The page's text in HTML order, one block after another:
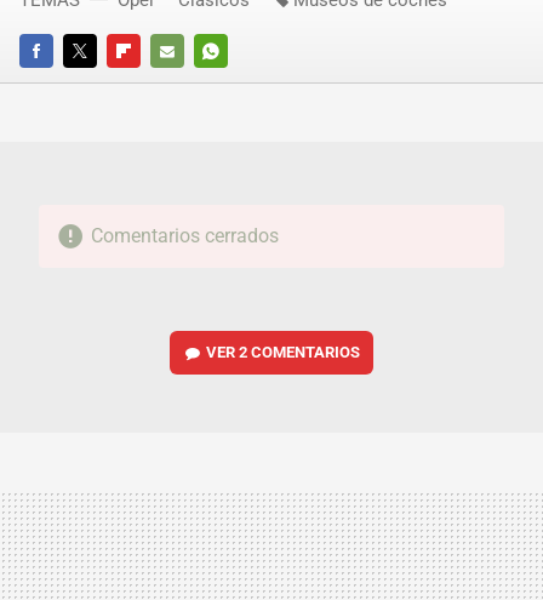
FACEBOOKTWITTERFLIPBOARD
E-
WHATSAPP
Comentarios cerrados
VER2 COMENTARIOS